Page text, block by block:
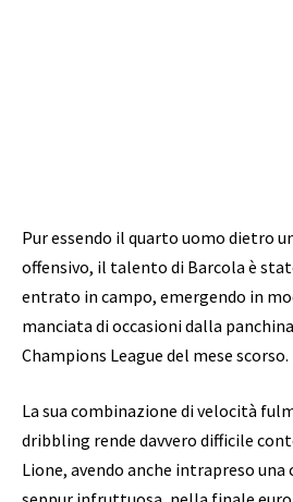
Pur essendo il quarto uomo dietro
offensivo, il talento di Barcola è
entrato in campo, emergendo in
manciata di occasioni dalla
Champions League del mese scorso.
La sua combinazione di velocità
dribbling rende davvero difficile
Lione, avendo anche intrapreso